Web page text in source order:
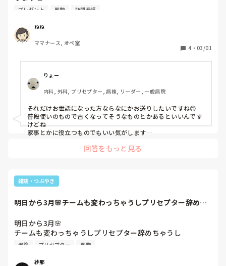
子どもの話も仕事の話も出来る数少ない人で、あたしが異動
なので、少しでも何かプレゼント？をしたいな。と思ってる
んですがどんな物が喜ばれますか？
年齢は30代後半で３人子持ちの主婦さんです。異動先は訪問
なにか、これあったら便利‼️みたいなものありますか？？
プレゼント 異動 訪問看護
ねね
ママナース, オペ室
4 ・ 03/01
りょー
内科, 外科, プリセプター, 病棟, リーダー, 一般病院
それだけお世話になった方ならなにかお送りしたいですね😌
普段使いのもので古くなってそうなものとかあるといいんです
けどね
家事とかに役立つものでもいい気がします
回答をもっと見る
雑談・つぶやき
明日から3月🌸チームも変わっちゃうしプリセプター辞めち
明日から3月🌸
チームも変わっちゃうしプリセプター辞めちゃうし
退院支援のチームからオペ前後のチームに異動。
退院 プリセプター 異動
紗那